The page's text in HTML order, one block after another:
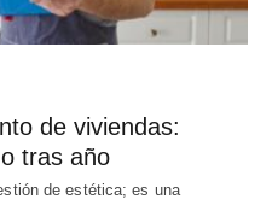
de viviendas:
tras año
de estética; es una